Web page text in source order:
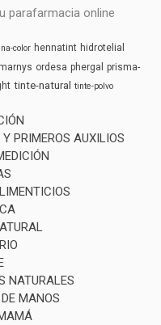
parafarmacia online
color hennatint hidrotelial
ordesa phergal prisma-
tinte-natural tinte-polvo
PRIMEROS AUXILIOS
NATURALES
MANOS